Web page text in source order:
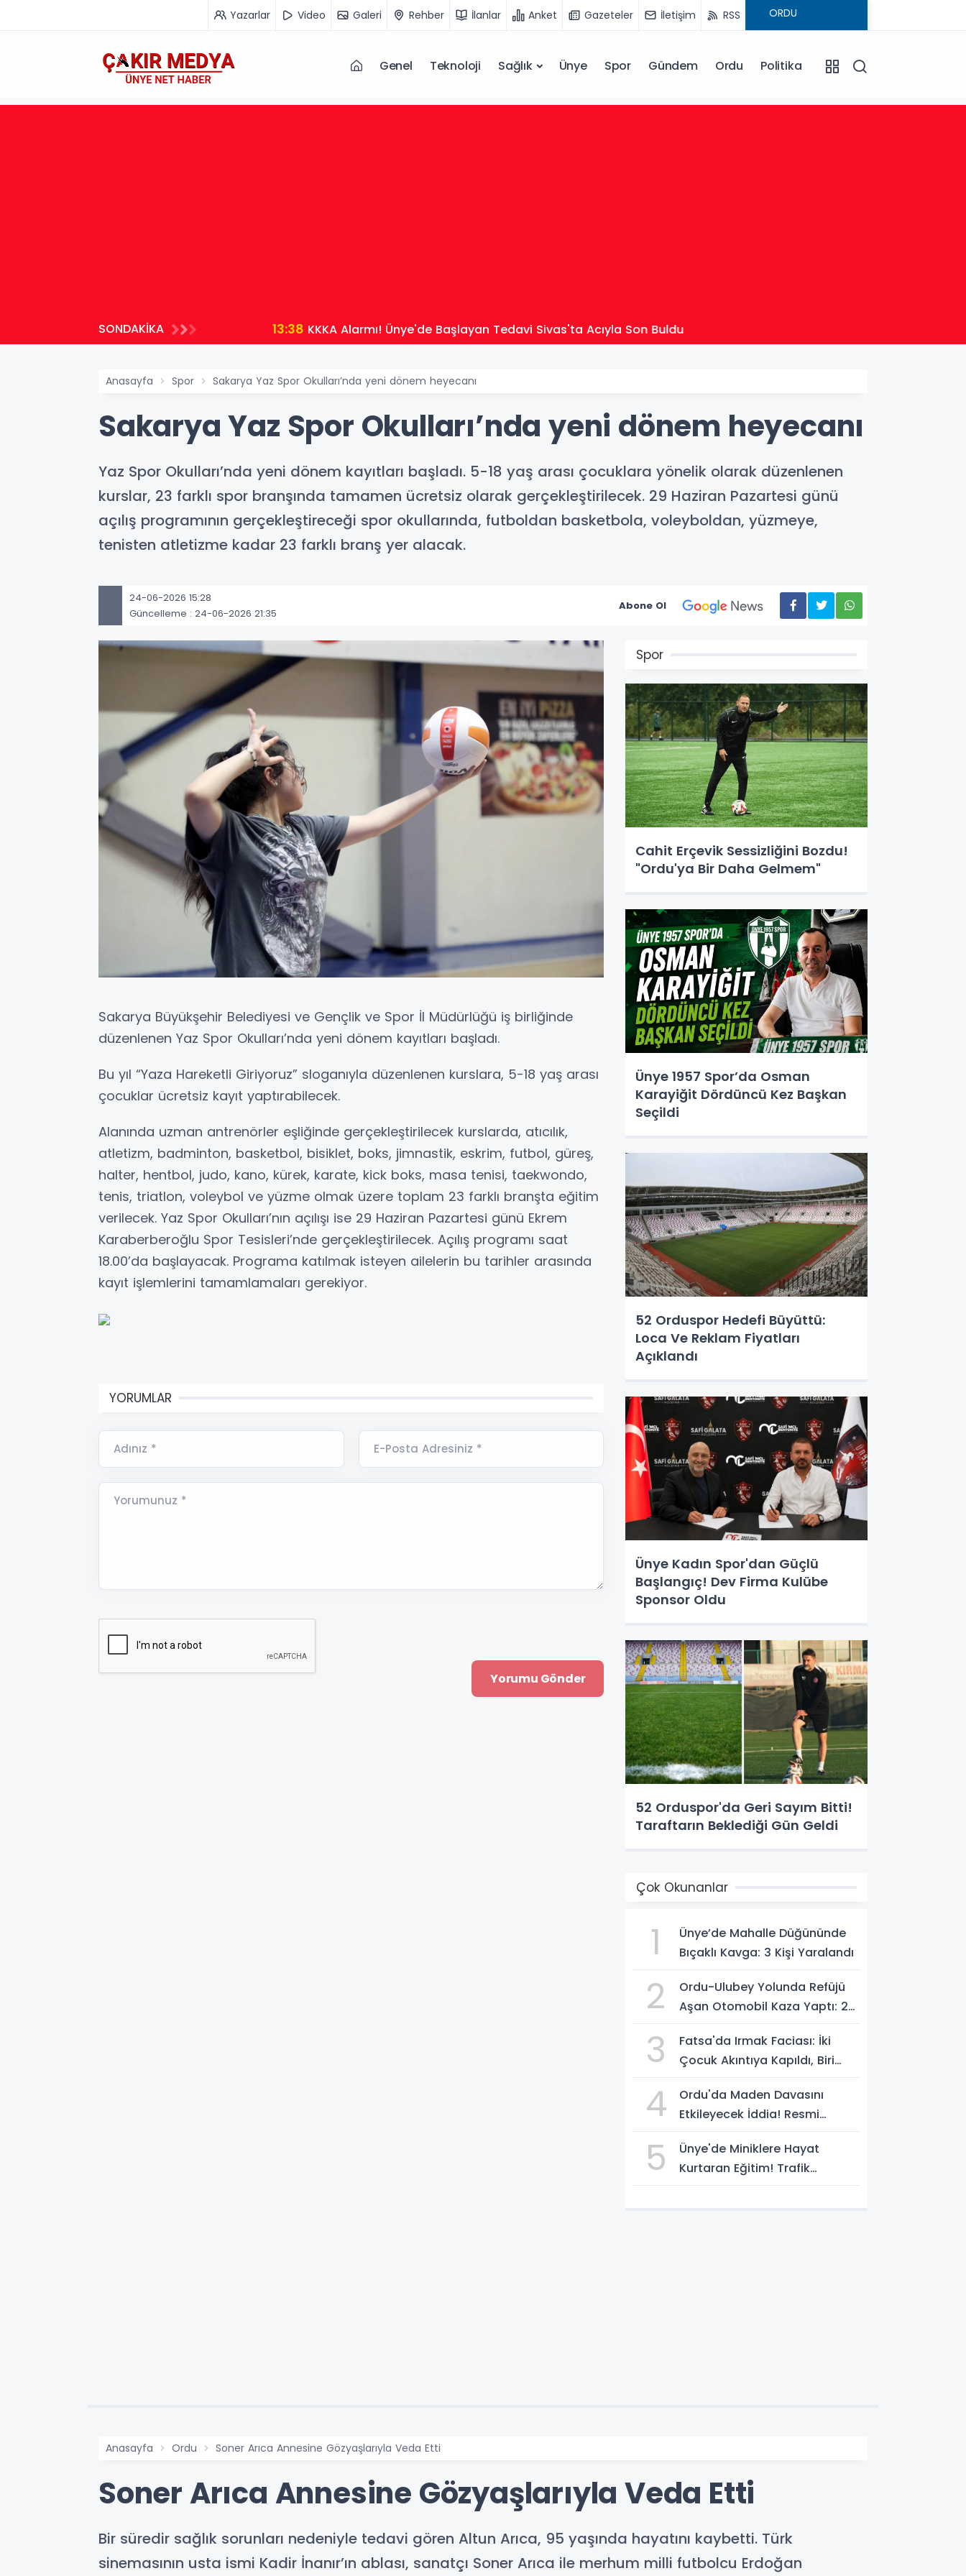
Yazarlar Video Galeri Rehber İlanlar Anket Gazeteler İletişim RSS
Genel Teknoloji Sağlık Ünye Spor Gündem Ordu Politika
SONDAKİKA KKKA Alarmı! Ünye'de Başlayan Tedavi Sivas'ta Acıyla Son Buldu
Anasayfa Spor Sakarya Yaz Spor Okulları’nda yeni dönem heyecanı
Sakarya Yaz Spor Okulları’nda yeni dönem heyecanı
Yaz Spor Okulları’nda yeni dönem kayıtları başladı. 5-18 yaş arası çocuklara yönelik olarak düzenlenen
kurslar, 23 farklı spor branşında tamamen ücretsiz olarak gerçekleştirilecek. 29 Haziran Pazartesi günü
açılış programının gerçekleştireceği spor okullarında, futboldan basketbola, voleyboldan, yüzmeye,
tenisten atletizme kadar 23 farklı branş yer alacak.
24-06-2026 15:28
Güncelleme : 24-06-2026 21:35
Abone Ol
Sakarya Büyükşehir Belediyesi ve Gençlik ve Spor İl Müdürlüğü iş birliğinde
düzenlenen Yaz Spor Okulları’nda yeni dönem kayıtları başladı.
Bu yıl “Yaza Hareketli Giriyoruz” sloganıyla düzenlenen kurslara, 5-18 yaş arası
çocuklar ücretsiz kayıt yaptırabilecek.
Alanında uzman antrenörler eşliğinde gerçekleştirilecek kurslarda, atıcılık,
atletizm, badminton, basketbol, bisiklet, boks, jimnastik, eskrim, futbol, güreş,
halter, hentbol, judo, kano, kürek, karate, kick boks, masa tenisi, taekwondo,
tenis, triatlon, voleybol ve yüzme olmak üzere toplam 23 farklı branşta eğitim
verilecek. Yaz Spor Okulları’nın açılışı ise 29 Haziran Pazartesi günü Ekrem
Karaberberoğlu Spor Tesisleri’nde gerçekleştirilecek. Açılış programı saat
18.00’da başlayacak. Programa katılmak isteyen ailelerin bu tarihler arasında
kayıt işlemlerini tamamlamaları gerekiyor.
YORUMLAR
Adınız * E-Posta Adresiniz *
Yorumunuz *
Spor
Cahit Erçevik Sessizliğini Bozdu!
"Ordu'ya Bir Daha Gelmem"
Ünye 1957 Spor’da Osman
Karayiğit Dördüncü Kez Başkan
Seçildi
52 Orduspor Hedefi Büyüttü:
Loca Ve Reklam Fiyatları
Açıklandı
Ünye Kadın Spor'dan Güçlü
Başlangıç! Dev Firma Kulübe
Sponsor Oldu
52 Orduspor'da Geri Sayım Bitti!
Taraftarın Beklediği Gün Geldi
Çok Okunanlar
1
Ünye’de Mahalle Düğününde
Bıçaklı Kavga: 3 Kişi Yaralandı
2
Ordu-Ulubey Yolunda Refüjü
Aşan Otomobil Kaza Yaptı: 2
3
Fatsa'da Irmak Faciası: İki
Çocuk Akıntıya Kapıldı, Biri
4
Ordu'da Maden Davasını
Etkileyecek İddia! Resmi
5
Ünye'de Miniklere Hayat
Kurtaran Eğitim! Trafik
Anasayfa Ordu Soner Arıca Annesine Gözyaşlarıyla Veda Etti
Soner Arıca Annesine Gözyaşlarıyla Veda Etti
Bir süredir sağlık sorunları nedeniyle tedavi gören Altun Arıca, 95 yaşında hayatını kaybetti. Türk
sinemasının usta ismi Kadir İnanır’ın ablası, sanatçı Soner Arıca ile merhum milli futbolcu Erdoğan